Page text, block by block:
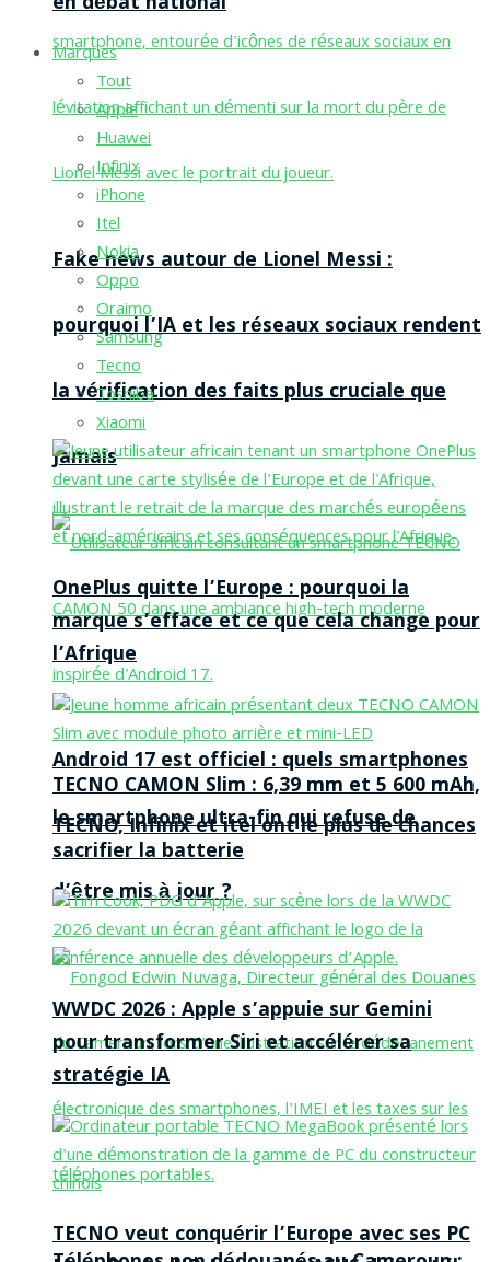
Fake news autour de Lionel Messi :
pourquoi l’IA et les réseaux sociaux rendent
la vérification des faits plus cruciale que
jamais
Android 17 est officiel : quels smartphones
TECNO, Infinix et itel ont le plus de chances
d’être mis à jour ?
Marques
Tout
Apple
Huawei
Infinix
iPhone
Itel
Nokia
Oppo
Oraimo
Samsung
Tecno
Toshiba
Xiaomi
OnePlus quitte l’Europe : pourquoi la
marque s’efface et ce que cela change pour
l’Afrique
TECNO CAMON Slim : 6,39 mm et 5 600 mAh,
le smartphone ultra-fin qui refuse de
sacrifier la batterie
WWDC 2026 : Apple s’appuie sur Gemini
pour transformer Siri et accélérer sa
stratégie IA
TECNO veut conquérir l’Europe avec ses PC